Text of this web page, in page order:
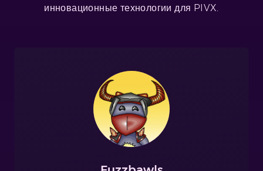
инновационные технологии для PIVX.